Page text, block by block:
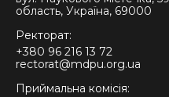
область, Україна, 69000
Ректорат:
+380 96 216 13 72
rectorat@mdpu.org.ua
Приймальна комісія: